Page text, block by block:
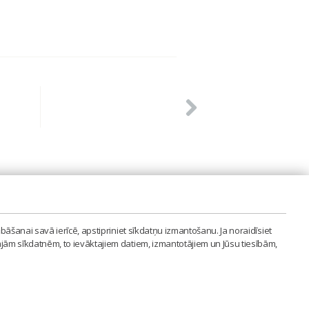
savā ierīcē, apstipriniet sīkdatņu izmantošanu. Ja noraidīsiet
sīkdatnēm, to ievāktajiem datiem, izmantotājiem un Jūsu tiesībām,